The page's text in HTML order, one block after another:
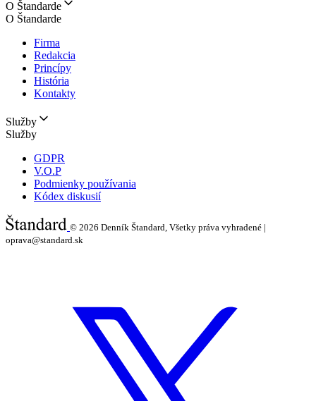
O Štandarde
O Štandarde
Firma
Redakcia
Princípy
História
Kontakty
Služby
Služby
GDPR
V.O.P
Podmienky používania
Kódex diskusií
© 2026 Denník Štandard, Všetky práva vyhradené |
oprava@standard.sk